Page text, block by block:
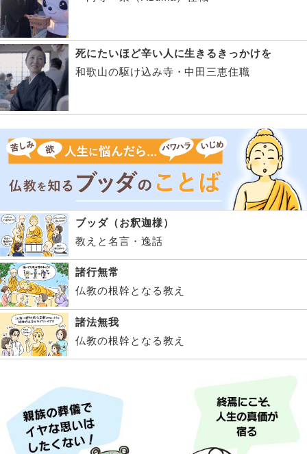
死にたいほど辛い人に生きるきっかけを
和歌山の駆け込み寺・中田三恵住職
ブッダ（お釈迦様）
教えと名言・逸話
諸行無常
仏教の根幹となる教え
諸法無我
仏教の根幹となる教え